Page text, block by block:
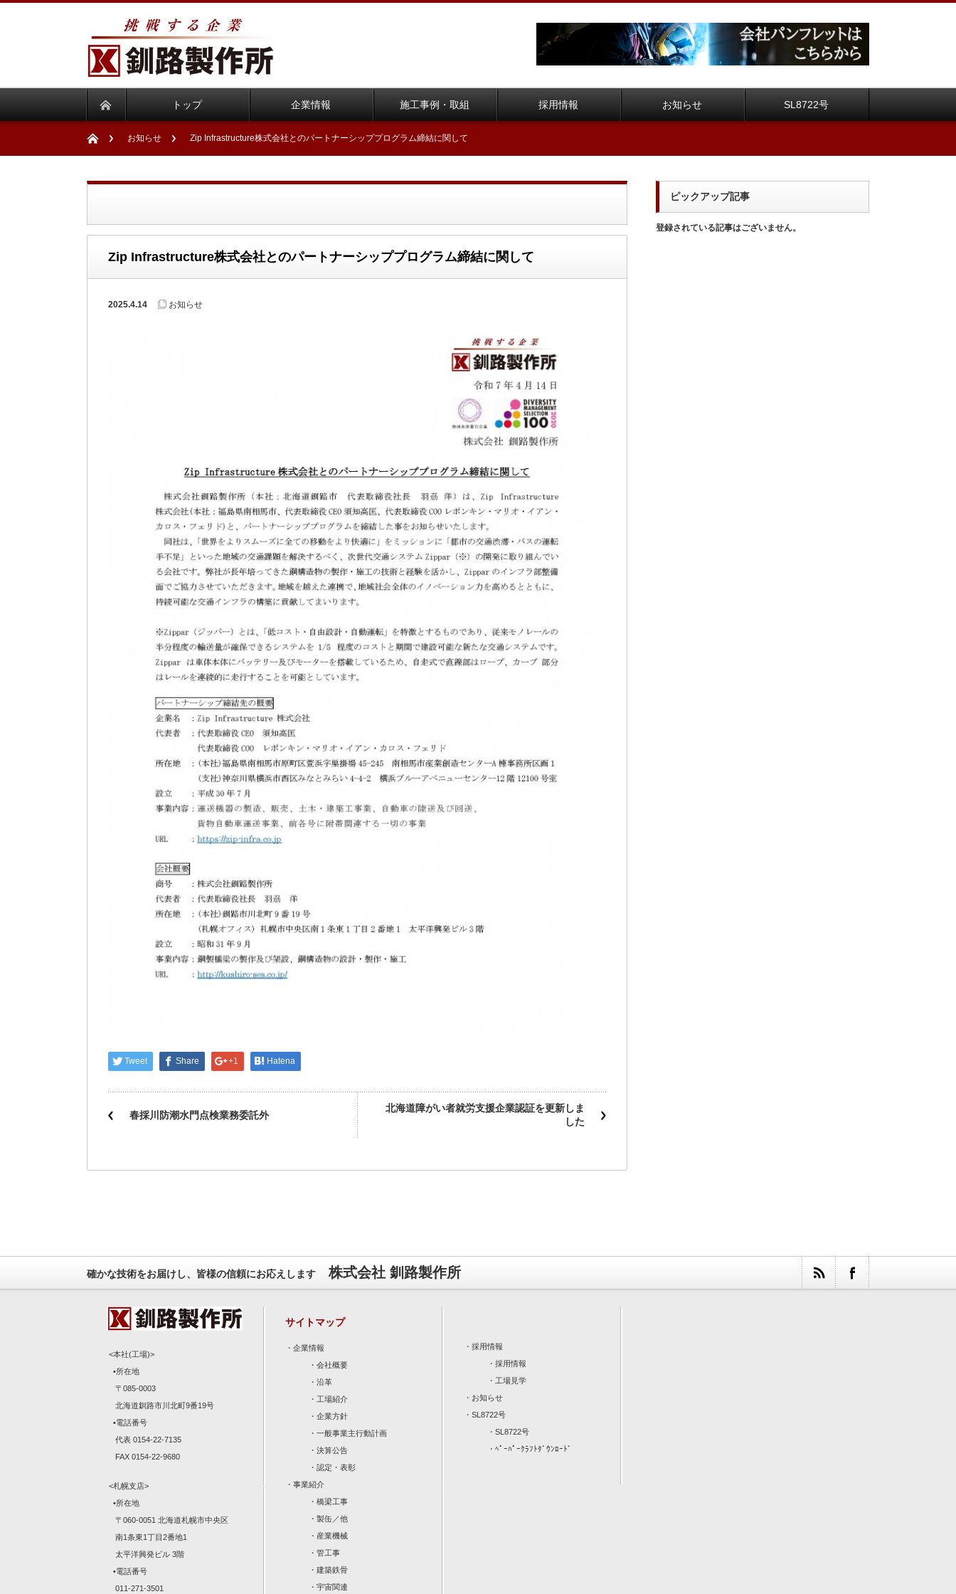
トップ 企業情報 施工事例・取組 採用情報 お知らせ SL8722号
お知らせ Zip Infrastructure株式会社とのパートナーシッププログラム締結に関して
Zip Infrastructure株式会社とのパートナーシッププログラム締結に関して
2025.4.14 お知らせ
Tweet Share +1 Hatena
春採川防潮水門点検業務委託外
北海道障がい者就労支援企業認証を更新しま
した
ピックアップ記事
登録されている記事はございません。
確かな技術をお届けし、皆様の信頼にお応えします 株式会社 釧路製作所
<本社(工場)>
•所在地
〒085-0003
北海道釧路市川北町9番19号
•電話番号
代表 0154-22-7135
FAX 0154-22-9680
<札幌支店>
•所在地
〒060-0051 北海道札幌市中央区
南1条東1丁目2番地1
太平洋興発ビル 3階
•電話番号
011-271-3501
サイトマップ
・ 企業情報
・ 会社概要
・ 沿革
・ 工場紹介
・ 企業方針
・ 一般事業主行動計画
・ 決算公告
・ 認定・表彰
・ 事業紹介
・ 橋梁工事
・ 製缶／他
・ 産業機械
・ 管工事
・ 建築鉄骨
・ 宇宙関連
・ 採用情報
・ 採用情報
・ 工場見学
・ お知らせ
・ SL8722号
・ SL8722号
・ ﾍﾟｰﾊﾟｰｸﾗﾌﾄﾀﾞｳﾝﾛｰﾄﾞ